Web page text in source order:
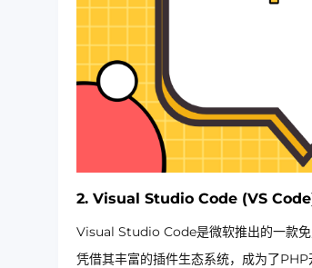
2. Visual Studio Code (VS
Visual Studio Code是微软推出的一款免
凭借其丰富的插件生态系统，成为了